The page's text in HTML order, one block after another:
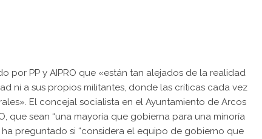
por PP y AIPRO que «están tan alejados de la realidad
ni a sus propios militantes, donde las críticas cada vez
El concejal socialista en el Ayuntamiento de Arcos
que sean “una mayoría que gobierna para una minoría
preguntado si “considera el equipo de gobierno que